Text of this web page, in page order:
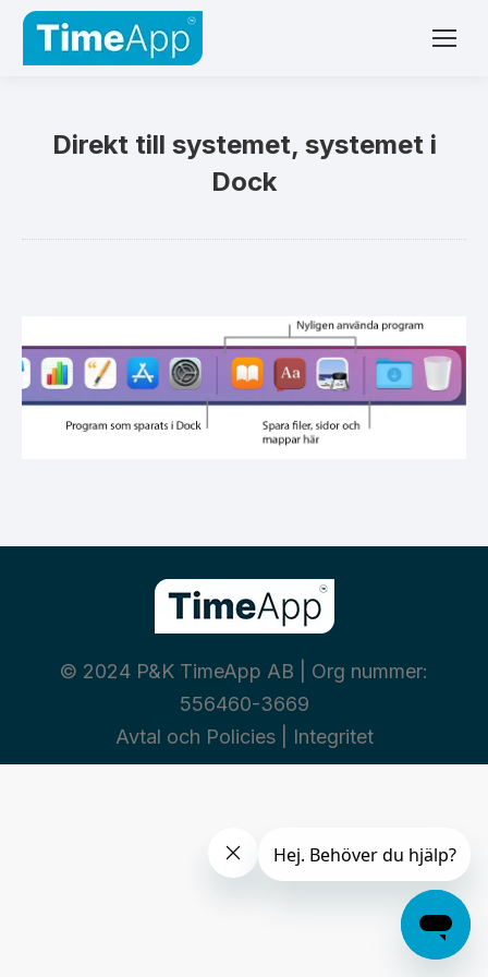
Direkt till systemet, systemet i
Dock
© 2024 P&K TimeApp AB | Org nummer:
556460-3669
Avtal och Policies| Integritet